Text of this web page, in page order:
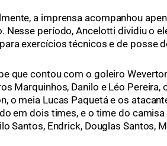
a imprensa acompanhou
Nesse período, Ancelotti dividiu o
exercícios técnicos e de posse
que contou com o goleiro
Marquinhos, Danilo e Léo Pereira,
o meia Lucas Paquetá e os
em dois times, e o time do
Santos, Endrick, Douglas Santos,